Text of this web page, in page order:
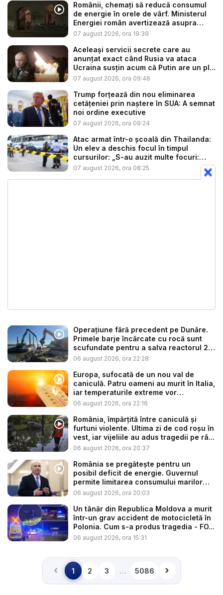
Românii, chemați să reducă consumul
de energie în orele de vârf. Ministerul
Energiei român avertizează asupra
efe...
07 august 2026, ora 19:39
Aceleași servicii secrete care au
anunțat exact când Rusia va ataca
Ucraina susțin acum că Putin are un pl...
07 august 2026, ora 09:48
Trump forțează din nou eliminarea
cetățeniei prin naștere în SUA: A semnat
noi ordine executive
07 august 2026, ora 09:24
Atac armat într-o școală din Thailanda:
Un elev a deschis focul în timpul
cursurilor: „S-au auzit multe focuri:
ba...
07 august 2026, ora 08:25
Operațiune fără precedent pe Dunăre.
Primele barje încărcate cu rocă sunt
scufundate pentru a salva reactorul 2
...
06 august 2026, ora 22:28
Europa, sufocată de un nou val de
caniculă. Patru oameni au murit în Italia,
iar temperaturile extreme vor
continua...
06 august 2026, ora 22:16
România, împărțită între caniculă și
furtuni violente. Ultima zi de cod roșu în
vest, iar vijeliile au adus tragedii pe râ...
06 august 2026, ora 20:37
România se pregătește pentru un
posibil deficit de energie. Guvernul
permite limitarea consumului marilor
co...
06 august 2026, ora 20:03
Un tânăr din Republica Moldova a murit
într-un grav accident de motocicletă în
Polonia. Cum s-a produs tragedia - FO...
06 august 2026, ora 15:31
‹Înapoi
1 2 3 … 5086 Înainte
›